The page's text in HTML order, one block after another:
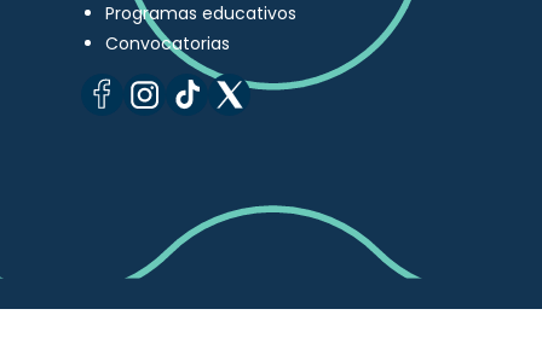
Programas educativos
Convocatorias